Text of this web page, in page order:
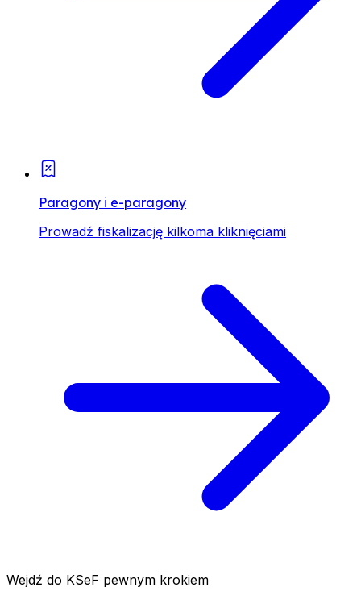
Paragony i e-paragony
Prowadź fiskalizację kilkoma kliknięciami
Wejdź do KSeF pewnym krokiem